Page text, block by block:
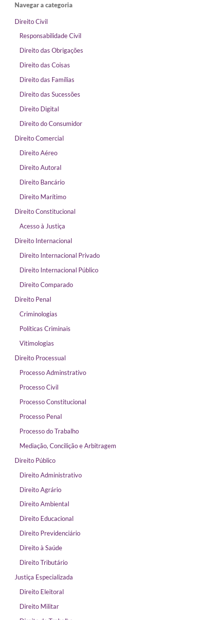
Navegar a categoria
Direito Civil
Responsabilidade Civil
Direito das Obrigações
Direito das Coisas
Direito das Famílias
Direito das Sucessões
Direito Digital
Direito do Consumidor
Direito Comercial
Direito Aéreo
Direito Autoral
Direito Bancário
Direito Marítimo
Direito Constitucional
Acesso à Justiça
Direito Internacional
Direito Internacional Privado
Direito Internacional Público
Direito Comparado
Direito Penal
Criminologias
Políticas Criminais
Vitimologias
Direito Processual
Processo Adminstrativo
Processo Civil
Processo Constitucional
Processo Penal
Processo do Trabalho
Mediação, Concilição e Arbitragem
Direito Público
Direito Administrativo
Direito Agrário
Direito Ambiental
Direito Educacional
Direito Previdenciário
Direito à Saúde
Direito Tributário
Justiça Especializada
Direito Eleitoral
Direito Militar